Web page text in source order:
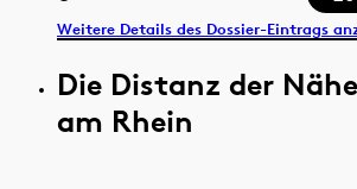
Weitere Details des Dossier-Eintrags
Die Distanz der Nähe
am Rhein